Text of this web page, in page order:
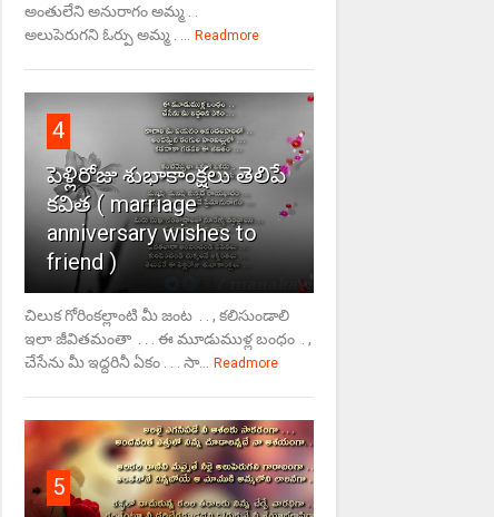
అంతులేని అనురాగం అమ్మ . .
అలుపెరుగని ఓర్పు అమ్మ . ...
Readmore
4
పెళ్లిరోజు శుభాకాంక్షలు తెలిపే
కవిత ( marriage
anniversary wishes to
friend )
చిలుక గోరింకల్లాంటి మీ జంట . . , కలిసుండాలి
ఇలా జీవితమంతా . . . ఈ మూడుముళ్ల బంధం . ,
చేసేను మీ ఇద్దరినీ ఏకం . . . సా...
Readmore
5